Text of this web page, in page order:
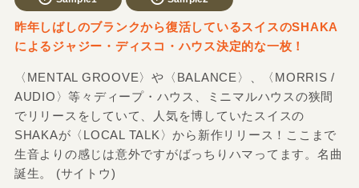
昨年しばしのブランクから復活しているスイスのSHAKA
によるジャジー・ディスコ・ハウス決定的な一枚！
〈MENTAL GROOVE〉や〈BALANCE〉、〈MORRIS /
AUDIO〉等々ディープ・ハウス、ミニマルハウスの狭間
でリリースをしていて、人気を博していたスイスの
SHAKAが〈LOCAL TALK〉から新作リリース！ここまで
生音よりの感じは意外ですがばっちりハマってます。名曲
誕生。 (サイトウ)